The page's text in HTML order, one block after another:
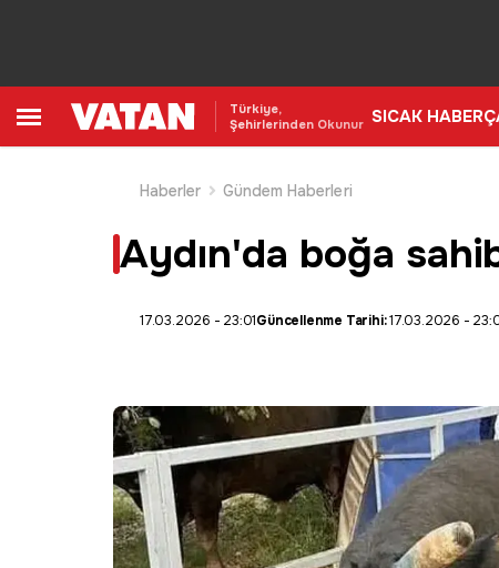
Türkiye,
Şehirlerinden Okunur SICAK HABER
Haberler
Gündem Haberleri
Aydın'da boğa
17.03.2026 - 23:01Güncellenme Tarihi:17.03.2026 -